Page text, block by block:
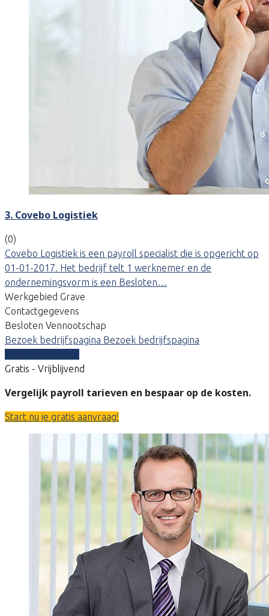
3. Covebo Logistiek
(0)
Covebo Logistiek is een payroll specialist die is opgericht op
01-01-2017. Het bedrijf telt 1 werknemer en de
ondernemingsvorm is een Besloten…
Werkgebied Grave
Contactgegevens
Besloten Vennootschap
Bezoek bedrijfspagina Bezoek bedrijfspagina
Gratis - Vrijblijvend
Vergelijk payroll tarieven en bespaar op de kosten.
Start nu je gratis aanvraag!